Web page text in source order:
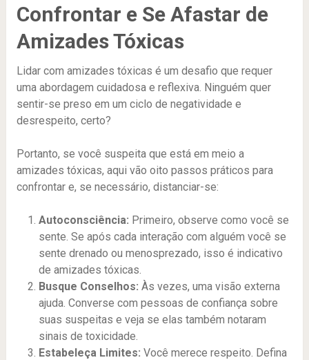
Confrontar e Se Afastar de
Amizades Tóxicas
Lidar com amizades tóxicas é um desafio que requer
uma abordagem cuidadosa e reflexiva. Ninguém quer
sentir-se preso em um ciclo de negatividade e
desrespeito, certo?
Portanto, se você suspeita que está em meio a
amizades tóxicas, aqui vão oito passos práticos para
confrontar e, se necessário, distanciar-se:
Autoconsciência: Primeiro, observe como você se
sente. Se após cada interação com alguém você se
sente drenado ou menosprezado, isso é indicativo
de amizades tóxicas.
Busque Conselhos: Às vezes, uma visão externa
ajuda. Converse com pessoas de confiança sobre
suas suspeitas e veja se elas também notaram
sinais de toxicidade.
Estabeleça Limites: Você merece respeito. Defina